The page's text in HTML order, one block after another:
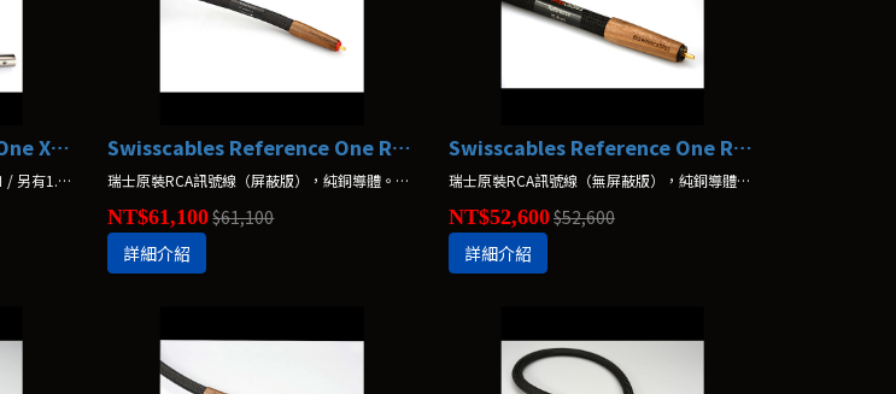
Swisscables Reference One XLR訊號線
瑞士原裝XLR訊號線，純銅導體。1Ｍ / 另有1.5Ｍ
Swisscables Reference One RCA訊號線(屏蔽版)
瑞士原裝RCA訊號線（屏蔽版），純銅導體。1Ｍ / 另有1.5Ｍ
NT$61,100$61,100
詳細介紹
Swisscables Reference One RCA訊號線(無屏蔽版)
瑞士原裝RCA訊號線（無屏蔽版），純銅導體。1Ｍ / 另有1.5Ｍ
NT$52,600$52,600
詳細介紹